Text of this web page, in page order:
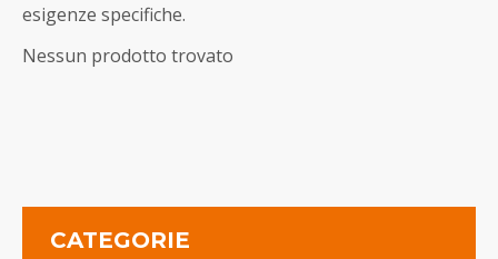
esigenze specifiche.
Nessun prodotto trovato
CATEGORIE